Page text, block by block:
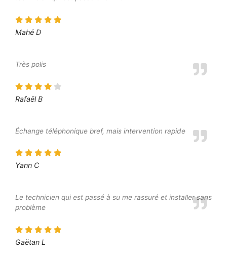
Mahé D
Très polis
Rafaël B
Échange téléphonique bref, mais intervention rapide
Yann C
Le technicien qui est passé à su me rassuré et installer sans
problème
Gaëtan L